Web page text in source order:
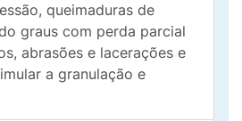
queimaduras de
graus com perda parcial
abrasões e lacerações e
a granulação e